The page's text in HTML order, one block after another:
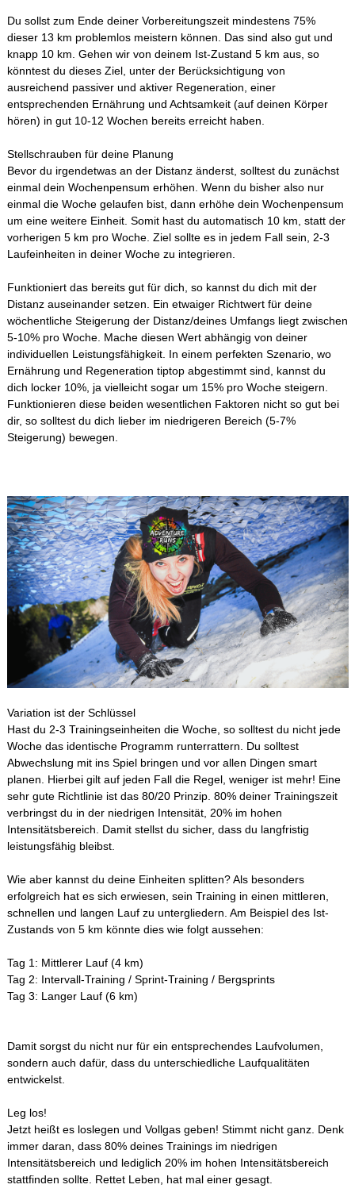
Du sollst zum Ende deiner Vorbereitungszeit mindestens 75%
dieser 13 km problemlos meistern können. Das sind also gut und
knapp 10 km. Gehen wir von deinem Ist-Zustand 5 km aus, so
könntest du dieses Ziel, unter der Berücksichtigung von
ausreichend passiver und aktiver Regeneration, einer
entsprechenden Ernährung und Achtsamkeit (auf deinen Körper
hören) in gut 10-12 Wochen bereits erreicht haben.
Stellschrauben für deine Planung
Bevor du irgendetwas an der Distanz änderst, solltest du zunächst
einmal dein Wochenpensum erhöhen. Wenn du bisher also nur
einmal die Woche gelaufen bist, dann erhöhe dein Wochenpensum
um eine weitere Einheit. Somit hast du automatisch 10 km, statt der
vorherigen 5 km pro Woche. Ziel sollte es in jedem Fall sein, 2-3
Laufeinheiten in deiner Woche zu integrieren.
Funktioniert das bereits gut für dich, so kannst du dich mit der
Distanz auseinander setzen. Ein etwaiger Richtwert für deine
wöchentliche Steigerung der Distanz/deines Umfangs liegt zwischen
5-10% pro Woche. Mache diesen Wert abhängig von deiner
individuellen Leistungsfähigkeit. In einem perfekten Szenario, wo
Ernährung und Regeneration tiptop abgestimmt sind, kannst du
dich locker 10%, ja vielleicht sogar um 15% pro Woche steigern.
Funktionieren diese beiden wesentlichen Faktoren nicht so gut bei
dir, so solltest du dich lieber im niedrigeren Bereich (5-7%
Steigerung) bewegen.
Variation ist der Schlüssel
Hast du 2-3 Trainingseinheiten die Woche, so solltest du nicht jede
Woche das identische Programm runterrattern. Du solltest
Abwechslung mit ins Spiel bringen und vor allen Dingen smart
planen. Hierbei gilt auf jeden Fall die Regel, weniger ist mehr! Eine
sehr gute Richtlinie ist das 80/20 Prinzip. 80% deiner Trainingszeit
verbringst du in der niedrigen Intensität, 20% im hohen
Intensitätsbereich. Damit stellst du sicher, dass du langfristig
leistungsfähig bleibst.
Wie aber kannst du deine Einheiten splitten? Als besonders
erfolgreich hat es sich erwiesen, sein Training in einen mittleren,
schnellen und langen Lauf zu untergliedern. Am Beispiel des Ist-
Zustands von 5 km könnte dies wie folgt aussehen:
Tag 1: Mittlerer Lauf (4 km)
Tag 2: Intervall-Training / Sprint-Training / Bergsprints
Tag 3: Langer Lauf (6 km)
Damit sorgst du nicht nur für ein entsprechendes Laufvolumen,
sondern auch dafür, dass du unterschiedliche Laufqualitäten
entwickelst.
Leg los!
Jetzt heißt es loslegen und Vollgas geben! Stimmt nicht ganz. Denk
immer daran, dass 80% deines Trainings im niedrigen
Intensitätsbereich und lediglich 20% im hohen Intensitätsbereich
stattfinden sollte. Rettet Leben, hat mal einer gesagt.